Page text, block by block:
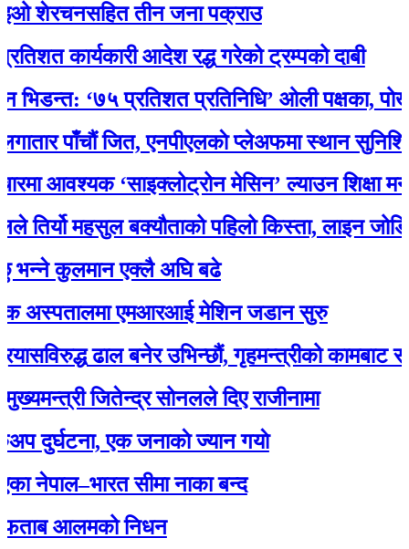
तीन जना पक्राउ
कार्यकारी आदेश रद्ध गरेको ट्रम्पको दाबी
‘७५ प्रतिशत प्रतिनिधि’ ओली पक्षका,
पाँचौं जित, एनपीएलकाे प्लेअफमा स्थान सुनिश्चित
‘साइक्लोट्रोन मेसिन’ ल्याउन शिक्षा
महसुल बक्यौताको पहिलो किस्ता, लाइन जोडियो
कुलमान एक्लै अघि बढे
एमआरआई मेशिन जडान सुरु
ढाल बनेर उभिन्छौं, गृहमन्त्रीको कामबाट
जितेन्द्र सोनलले दिए राजीनामा
एक जनाकाे ज्यान गयाे
सीमा नाका बन्द
आलमको निधन